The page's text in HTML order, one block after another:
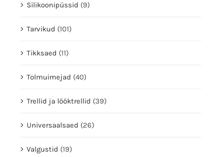
Silikoonipüssid (9)
Tarvikud (101)
Tikksaed (11)
Tolmuimejad (40)
Trellid ja lööktrellid (39)
Universaalsaed (26)
Valgustid (19)